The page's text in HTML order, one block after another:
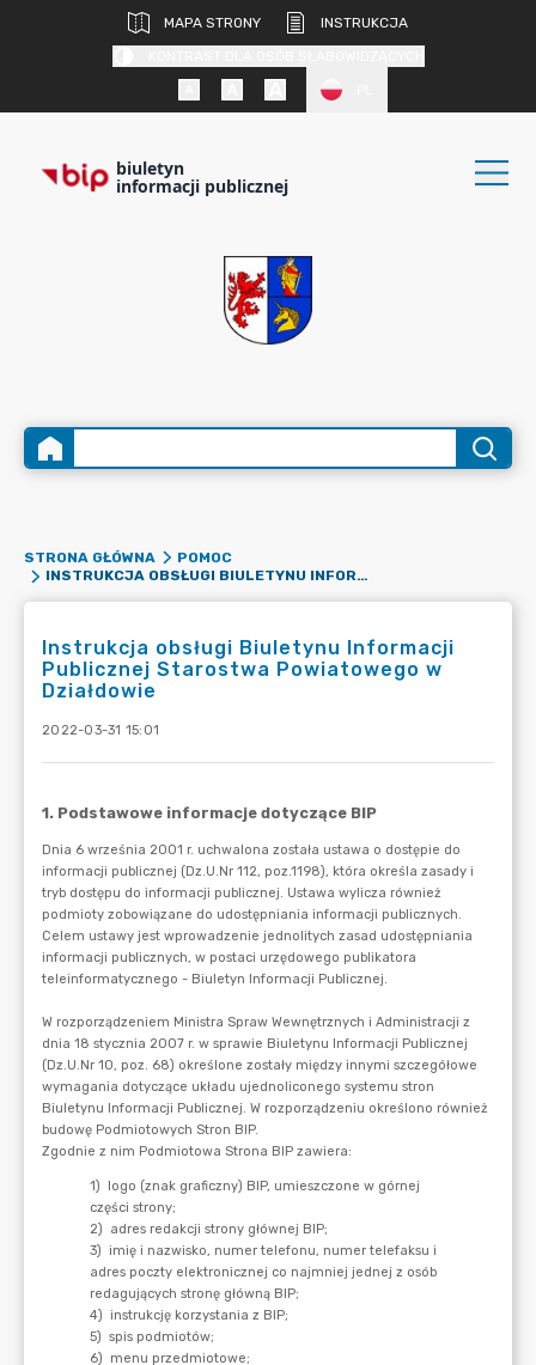
MAPA STRONY
INSTRUKCJA
biuletyn
informacji publicznej
STRONA GŁÓWNA
POMOC
INSTRUKCJA OBSŁUGI BIULETYNU INFORMACJI PUBLICZNEJ STAROSTWA POWIATOWEGO W DZIAŁDOWIE
Instrukcja obsługi Biuletynu Informacji
Publicznej Starostwa Powiatowego w
Działdowie
2022-03-31 15:01